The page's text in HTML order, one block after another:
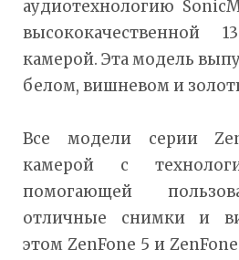
аудиотехнологию
высококачественной
камерой. Эта модель
белом, вишневом и
Все модели серии
камерой с
помогающей
отличные снимки и
этом ZenFone 5 и